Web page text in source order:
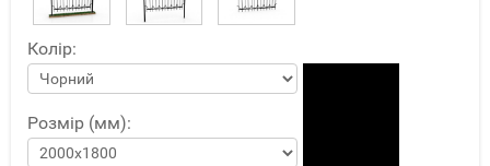
Колір:
Розмір (мм):